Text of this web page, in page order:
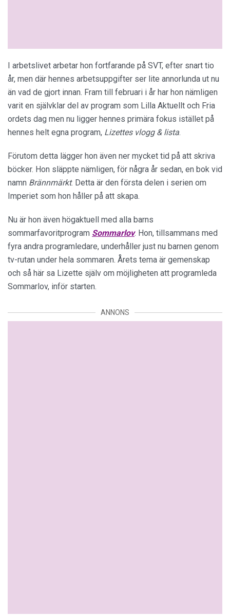
I arbetslivet arbetar hon fortfarande på SVT, efter snart tio
år, men där hennes arbetsuppgifter ser lite annorlunda ut nu
än vad de gjort innan. Fram till februari i år har hon nämligen
varit en självklar del av program som Lilla Aktuellt och Fria
ordets dag men nu ligger hennes primära fokus istället på
hennes helt egna program, Lizettes vlogg & lista.
Förutom detta lägger hon även ner mycket tid på att skriva
böcker. Hon släppte nämligen, för några år sedan, en bok vid
namn Brännmärkt. Detta är den första delen i serien om
Imperiet som hon håller på att skapa.
Nu är hon även högaktuell med alla barns
sommarfavoritprogram Sommarlov. Hon, tillsammans med
fyra andra programledare, underhåller just nu barnen genom
tv-rutan under hela sommaren. Årets tema är gemenskap
och så här sa Lizette själv om möjligheten att programleda
Sommarlov, inför starten.
ANNONS